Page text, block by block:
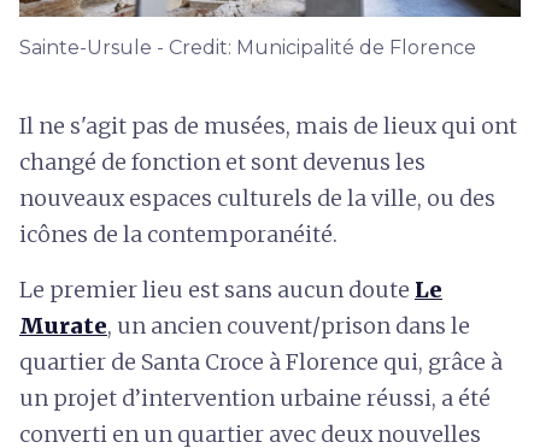
Sainte-Ursule - Credit: Municipalité de Florence
Il ne s'agit pas de musées, mais de lieux qui ont
changé de fonction et sont devenus les
nouveaux espaces culturels de la ville, ou des
icônes de la contemporanéité.
Le premier lieu est sans aucun doute Le
Murate, un ancien couvent/prison dans le
quartier de Santa Croce à Florence qui, grâce à
un projet d’intervention urbaine réussi, a été
converti en un quartier avec deux nouvelles